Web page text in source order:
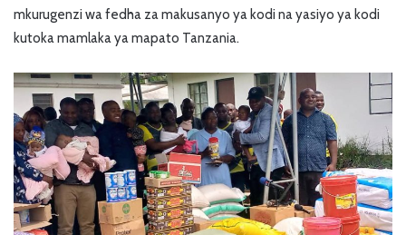
mkurugenzi wa fedha za makusanyo ya kodi na yasiyo ya kodi
kutoka mamlaka ya mapato Tanzania.